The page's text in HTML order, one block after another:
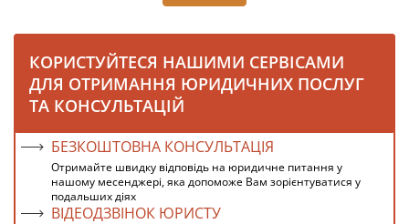
КОРИСТУЙТЕСЯ НАШИМИ СЕРВІСАМИ
ДЛЯ ОТРИМАННЯ ЮРИДИЧНИХ ПОСЛУГ
ТА КОНСУЛЬТАЦІЙ
БЕЗКОШТОВНА КОНСУЛЬТАЦІЯ
Отримайте швидку відповідь на юридичне питання у
нашому месенджері, яка допоможе Вам зорієнтуватися у
подальших діях
ВІДЕОДЗВІНОК ЮРИСТУ